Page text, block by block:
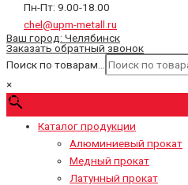
Пн-Пт: 9.00-18.00
chel@upm-metall.ru
Ваш город: Челябинск
Заказать обратный звонок
Поиск по товарам...
×
0₽
Каталог продукции
Алюминиевый прокат
Медный прокат
Латунный прокат